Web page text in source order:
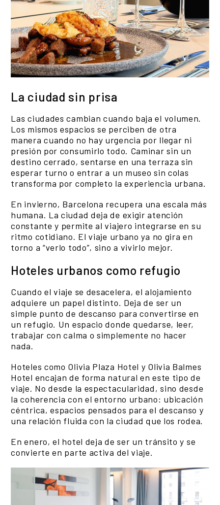
La ciudad sin prisa
Las ciudades cambian cuando baja el volumen.
Los mismos espacios se perciben de otra
manera cuando no hay urgencia por llegar ni
presión por consumirlo todo. Caminar sin un
destino cerrado, sentarse en una terraza sin
esperar turno o entrar a un museo sin colas
transforma por completo la experiencia urbana.
En invierno, Barcelona recupera una escala más
humana. La ciudad deja de exigir atención
constante y permite al viajero integrarse en su
ritmo cotidiano. El viaje urbano ya no gira en
torno a “verlo todo”, sino a vivirlo mejor.
Hoteles urbanos como refugio
Cuando el viaje se desacelera, el alojamiento
adquiere un papel distinto. Deja de ser un
simple punto de descanso para convertirse en
un refugio. Un espacio donde quedarse, leer,
trabajar con calma o simplemente no hacer
nada.
Hoteles como Olivia Plaza Hotel y Olivia Balmes
Hotel encajan de forma natural en este tipo de
viaje. No desde la espectacularidad, sino desde
la coherencia con el entorno urbano: ubicación
céntrica, espacios pensados para el descanso y
una relación fluida con la ciudad que los rodea.
En enero, el hotel deja de ser un tránsito y se
convierte en parte activa del viaje.